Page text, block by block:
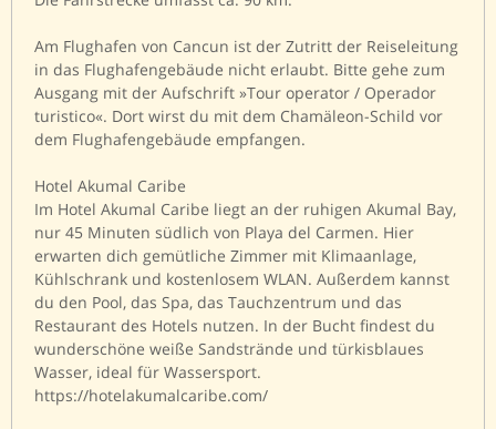
Am Flughafen von Cancun ist der Zutritt der Reiseleitung
in das Flughafengebäude nicht erlaubt. Bitte gehe zum
Ausgang mit der Aufschrift »Tour operator / Operador
turistico«. Dort wirst du mit dem Chamäleon-Schild vor
dem Flughafengebäude empfangen.
Hotel Akumal Caribe
Im Hotel Akumal Caribe liegt an der ruhigen Akumal Bay,
nur 45 Minuten südlich von Playa del Carmen. Hier
erwarten dich gemütliche Zimmer mit Klimaanlage,
Kühlschrank und kostenlosem WLAN. Außerdem kannst
du den Pool, das Spa, das Tauchzentrum und das
Restaurant des Hotels nutzen. In der Bucht findest du
wunderschöne weiße Sandstrände und türkisblaues
Wasser, ideal für Wassersport.
https://hotelakumalcaribe.com/